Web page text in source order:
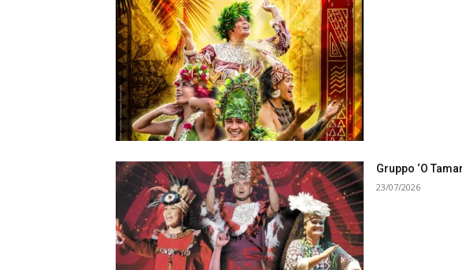
Gruppo ‘O
23/07/2026